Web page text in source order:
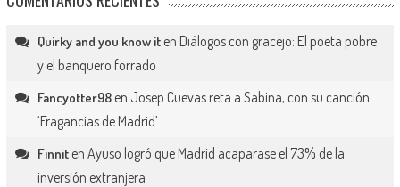
Quirky and you know iten Diálogos con gracejo: El poeta pobre
y el banquero forrado
Fancyotter98en Josep Cuevas reta a Sabina, con su canción
‘Fragancias de Madrid’
Finniten Ayuso logró que Madrid acaparase el 73% de la
inversión extranjera